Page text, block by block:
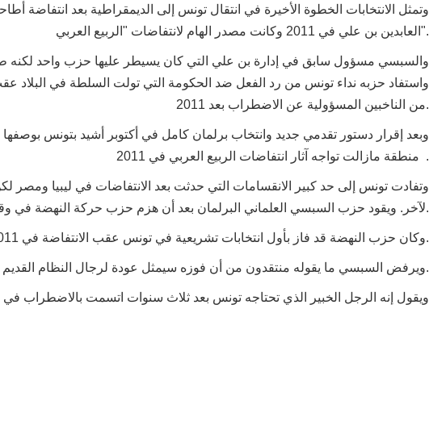
وتمثل الانتخابات الخطوة الأخيرة في انتقال تونس إلى الديمقراطية بعد انتفاضة
العابدين بن علي في 2011 وكانت مصدر الهام لانتفاضات "الربيع العربي".
والسبسي مسؤول سابق في إدارة بن علي التي كان يسيطر عليها حزب واحد لكنه
واستفاد حزبه نداء تونس من رد الفعل ضد الحكومة التي تولت السلطة في البلاد عقب
من الناخبين المسؤولية عن الاضطراب بعد 2011.
وبعد إقرار دستور تقدمي جديد وانتخاب برلمان كامل في أكتوبر أشيد بتونس بوصفها
منطقة مازالت تواجه آثار انتفاضات الربيع العربي في 2011 .
وتفادت تونس إلى حد كبير الانقسامات التي حدثت بعد الانتفاضات في ليبيا
لآخر. ويقود حزب السبسي العلماني البرلمان بعد أن هزم حزب حركة النهضة في وقت سابق هذا العام.
وكان حزب النهضة قد فاز بأول انتخابات تشريعية في تونس عقب الانتفاضة في 2011.
ويرفض السبسي ما يقوله منتقدون من أن فوزه سيمثل عودة لرجال النظام القديم.
ويقول إنه الرجل الخبير الذي تحتاجه تونس بعد ثلاث سنوات اتسمت بالاضطراب في